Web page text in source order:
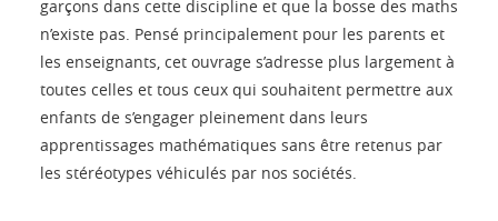
garçons dans cette discipline et que la bosse des maths
n’existe pas. Pensé principalement pour les parents et
les enseignants, cet ouvrage s’adresse plus largement à
toutes celles et tous ceux qui souhaitent permettre aux
enfants de s’engager pleinement dans leurs
apprentissages mathématiques sans être retenus par
les stéréotypes véhiculés par nos sociétés.